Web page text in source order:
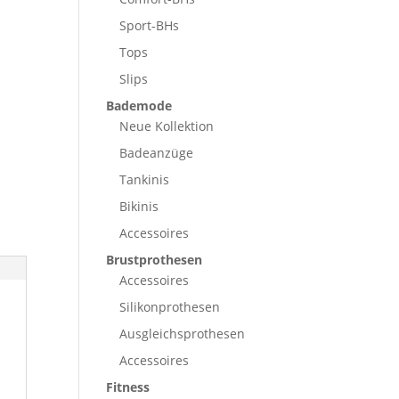
Sport-BHs
Tops
Slips
Bademode
Neue Kollektion
Badeanzüge
Tankinis
Bikinis
Accessoires
Brustprothesen
Accessoires
Silikonprothesen
Ausgleichsprothesen
Accessoires
Fitness